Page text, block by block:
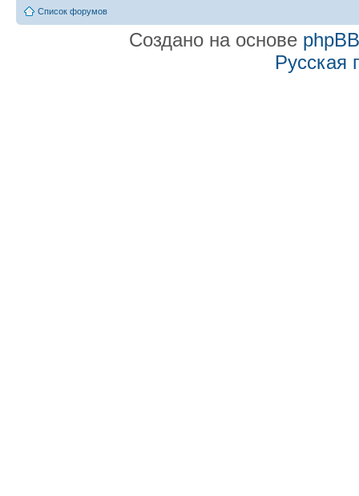
Список форумов
Создано на основе phpBB
Русская